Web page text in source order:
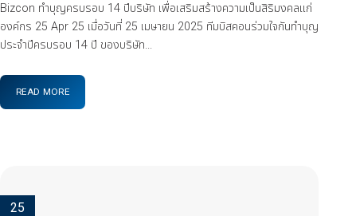
Bizcon ทำบุญครบรอบ 14 ปีบริษัท เพื่อเสริมสร้างความเป็นสิริมงคลแก่
องค์กร 25 Apr 25 เมื่อวันที่ 25 เมษายน 2025 ทีมบิสคอนร่วมใจกันทำบุญ
ประจำปีครบรอบ 14 ปี ของบริษัท...
READ MORE
25